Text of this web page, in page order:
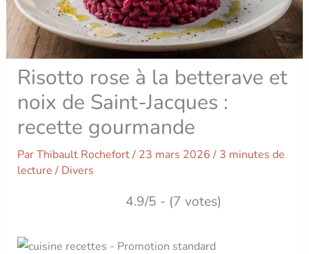
Risotto rose à la betterave et
noix de Saint-Jacques :
recette gourmande
ParThibault Rochefort/ 23 mars 2026 / 3 minutes de
lecture / Divers
4.9/5 - (7 votes)